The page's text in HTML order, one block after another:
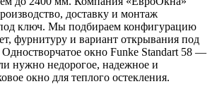
доставку и монтаж
ключ. Мы подбираем конфигурацию
фурнитуру и вариант открывания под
Одностворчатое окно Funke Standart 58 —
нужно недорогое, надежное и
окно для теплого остекления.